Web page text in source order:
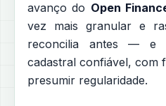
avanço do Open
vez mais granular e
reconcilia antes — e
cadastral confiável, com
presumir regularidade.